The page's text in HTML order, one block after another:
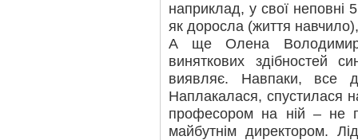
наприклад, у свої неповні
як доросла (життя
А ще Олена
виняткових здібностей
виявляє. Навпаки, все
Наплакалася, спустилася
професором на ній – не
майбутнім директором.